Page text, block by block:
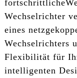
fortschrittliche
Wechselrichter
eines
Wechselrichters
Flexibilität für
intelligenten